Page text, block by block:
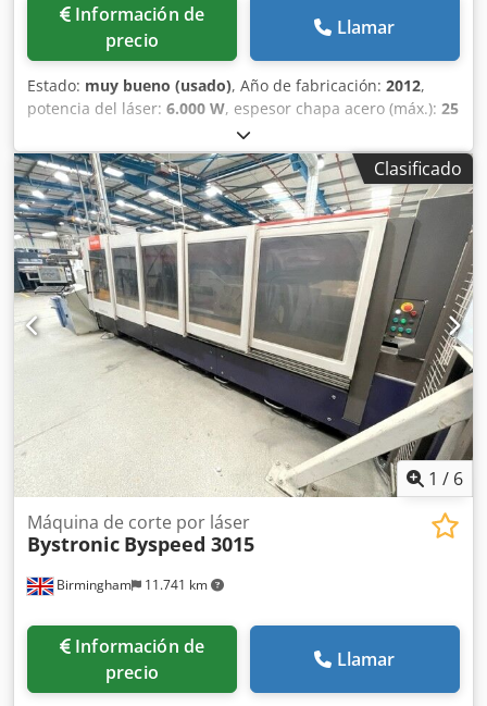
Información de
precio
Llamar
Estado: muy bueno (usado), Año de fabricación: 2012,
potencia del láser: 6.000 W, espesor chapa acero (máx.): 25
4.000 mm
revisado, corte limpio Bystronic Bystar 4020 6kw 4metre x
4metre cama plana láser cnc industrial para la venta Se
vende láser cnc de alta potencia Bystronic Bystar 4020
4metre x 2metre Potencia: 6kw / 6000 vatios / Bylaser 6000
Área de corte: 4000mm x 2000mm Crodpfsqcu Avex Ac Tef
Año / nuevo: 2012 Totalmente revisada con Bystronic y
bien mantenida Con eje giratorio para el corte de tubo de
acero Cabezales de corte: 5inch, 7.5inch y 7.5inch cabeza
larga En buen estado de funcionamiento, se puede ver en
la producción La entrega, la instalación y la matrícula se
pueden cotizar Ideal para cortar acero inoxidable grueso,
acero dulce y aluminio
Clasificado
1 / 6
Birmingham 11.741 km
Máquina de corte por láser
Bystronic Byspeed 3015
Información de
precio
Llamar